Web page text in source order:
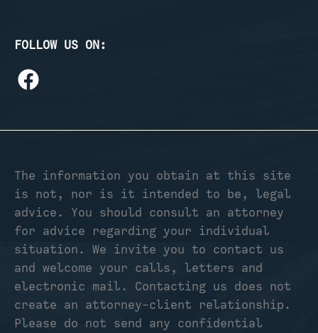
FOLLOW US ON:
The information you obtain at this site
is not, nor is it intended to be, legal
advice. You should consult an attorney
for advice regarding your individual
situation. We invite you to contact us
and welcome your calls, letters and
electronic mail. Contacting us does not
create an attorney-client relationship.
Please do not send any confidential